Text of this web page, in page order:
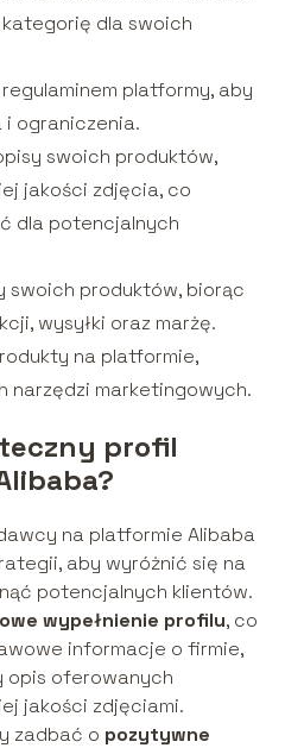
dla swoich
platformy, aby
i ograniczenia.
swoich produktów,
jakości zdjęcia, co
dla potencjalnych
swoich produktów, biorąc
wysyłki oraz marżę.
na platformie,
narzędzi marketingowych.
profil
na platformie Alibaba
aby wyróżnić się na
potencjalnych klientów.
wypełnienie profilu, co
informacje o firmie,
opis oferowanych
jakości zdjęciami.
zadbać o pozytywne